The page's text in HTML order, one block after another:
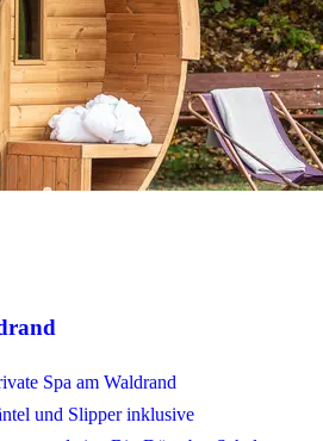
Spa am Waldrand
und Slipper inklusive